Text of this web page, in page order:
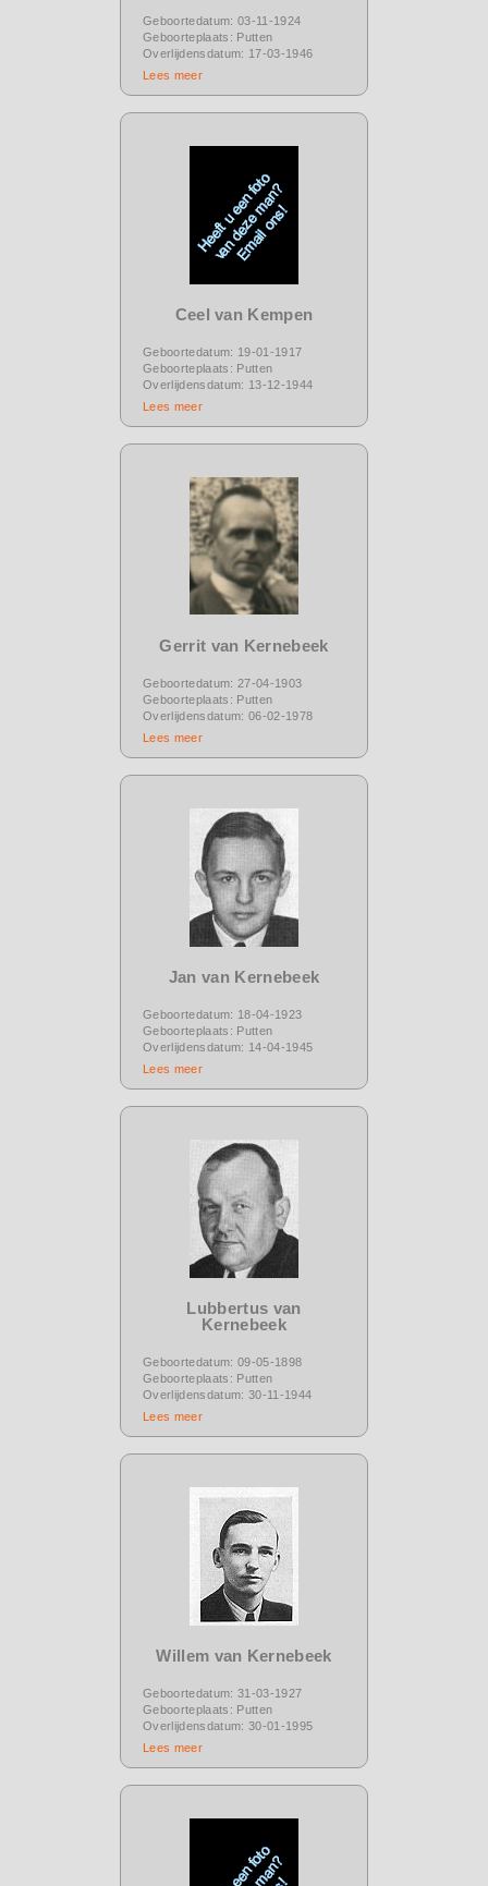
Geboortedatum: 03-11-1924
Geboorteplaats: Putten
Overlijdensdatum: 17-03-1946
Lees meer
Ceel van Kempen
Geboortedatum: 19-01-1917
Geboorteplaats: Putten
Overlijdensdatum: 13-12-1944
Lees meer
Gerrit van Kernebeek
Geboortedatum: 27-04-1903
Geboorteplaats: Putten
Overlijdensdatum: 06-02-1978
Lees meer
Jan van Kernebeek
Geboortedatum: 18-04-1923
Geboorteplaats: Putten
Overlijdensdatum: 14-04-1945
Lees meer
Lubbertus van
Kernebeek
Geboortedatum: 09-05-1898
Geboorteplaats: Putten
Overlijdensdatum: 30-11-1944
Lees meer
Willem van Kernebeek
Geboortedatum: 31-03-1927
Geboorteplaats: Putten
Overlijdensdatum: 30-01-1995
Lees meer